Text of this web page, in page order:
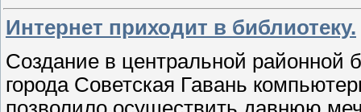
Интернет приходит в библиотеку.
Создание в центральной районной
города Советская Гавань